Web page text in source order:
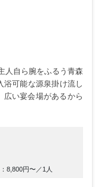
人自ら腕をふるう青森
浴可能な源泉掛け流し
い宴会場があるから
8,800円〜／1人